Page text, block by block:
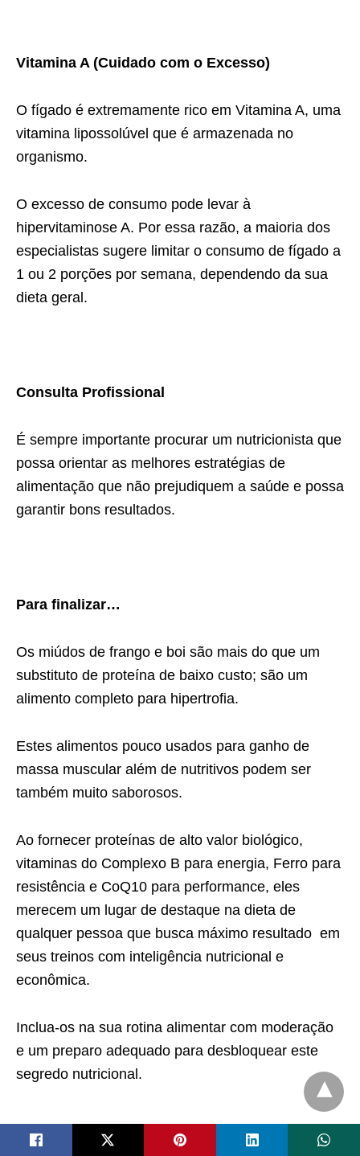
Vitamina A (Cuidado com o Excesso)
O fígado é extremamente rico em Vitamina A, uma
vitamina lipossolúvel que é armazenada no
organismo.
O excesso de consumo pode levar à
hipervitaminose A. Por essa razão, a maioria dos
especialistas sugere limitar o consumo de fígado a
1 ou 2 porções por semana, dependendo da sua
dieta geral.
Consulta Profissional
É sempre importante procurar um nutricionista que
possa orientar as melhores estratégias de
alimentação que não prejudiquem a saúde e possa
garantir bons resultados.
Para finalizar…
Os miúdos de frango e boi são mais do que um
substituto de proteína de baixo custo; são um
alimento completo para hipertrofia.
Estes alimentos pouco usados para ganho de
massa muscular além de nutritivos podem ser
também muito saborosos.
Ao fornecer proteínas de alto valor biológico,
vitaminas do Complexo B para energia, Ferro para
resistência e CoQ10 para performance, eles
merecem um lugar de destaque na dieta de
qualquer pessoa que busca máximo resultado em
seus treinos com inteligência nutricional e
econômica.
Inclua-os na sua rotina alimentar com moderação
e um preparo adequado para desbloquear este
segredo nutricional.